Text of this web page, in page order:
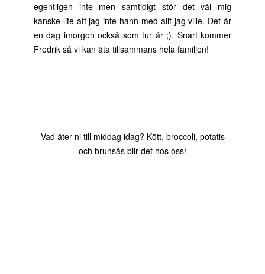
egentligen inte men samtidigt stör det väl mig
kanske lite att jag inte hann med allt jag ville. Det är
en dag imorgon också som tur är ;). Snart kommer
Fredrik så vi kan äta tillsammans hela familjen!
Vad äter ni till middag idag? Kött, broccoli, potatis
och brunsås blir det hos oss!